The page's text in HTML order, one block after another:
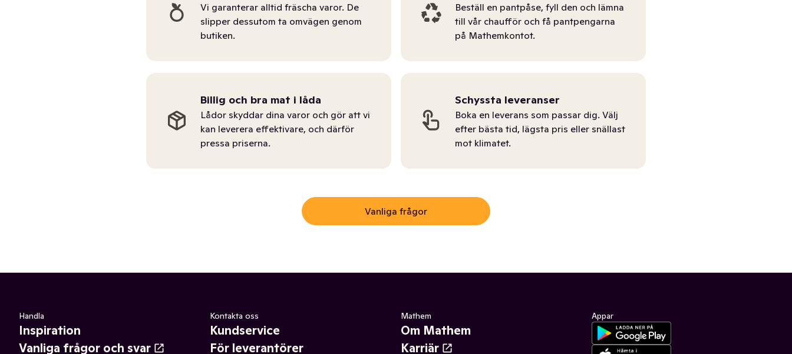
Vi garanterar alltid fräscha varor. De
slipper dessutom ta omvägen genom
butiken.
Beställ en pantpåse, fyll den och lämna
till vår chaufför och få pantpengarna
på Mathemkontot.
Billig och bra mat i låda
Lådor skyddar dina varor och gör att vi
kan leverera effektivare, och därför
pressa priserna.
Schyssta leveranser
Boka en leverans som passar dig. Välj
efter bästa tid, lägsta pris eller snällast
mot klimatet.
Vanliga frågor
Handla
Inspiration
Vanliga frågor och svar
Kontakta oss
Kundservice
För leverantörer
Mathem
Om Mathem
Karriär
Appar